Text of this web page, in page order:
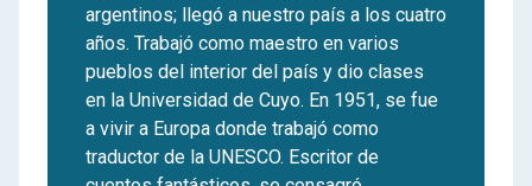
argentinos; llegó a nuestro país a los cuatro
años. Trabajó como maestro en varios
pueblos del interior del país y dio clases
en la Universidad de Cuyo. En 1951, se fue
a vivir a Europa donde trabajó como
traductor de la UNESCO. Escritor de